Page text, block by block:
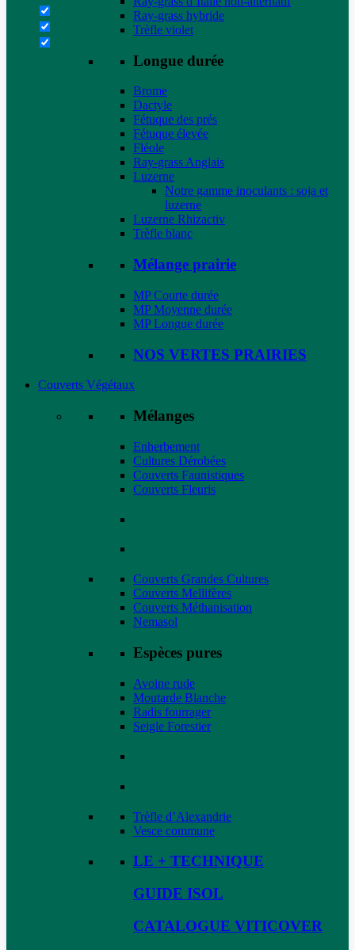
Ray-grass hybride
Trèfle violet
Longue durée
Brome
Dactyle
Fétuque des prés
Fétuque élevée
Fléole
Ray-grass Anglais
Luzerne
Notre gamme inoculants : soja et
luzerne
Luzerne Rhizactiv
Trèfle blanc
Mélange prairie
MP Courte durée
MP Moyenne durée
MP Longue durée
NOS VERTES PRAIRIES
Couverts Végétaux
Mélanges
Enherbement
Cultures Dérobées
Couverts Faunistiques
Couverts Fleuris
Couverts Grandes Cultures
Couverts Mellifères
Couverts Méthanisation
Nemasol
Espèces pures
Avoine rude
Moutarde Blanche
Radis fourrager
Seigle Forestier
Trèfle d’Alexandrie
Vesce commune
LE + TECHNIQUE
GUIDE ISOL
CATALOGUE VITICOVER